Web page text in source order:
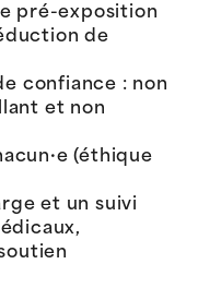
pré-exposition
de
confiance : non
et non
(éthique
et un suivi